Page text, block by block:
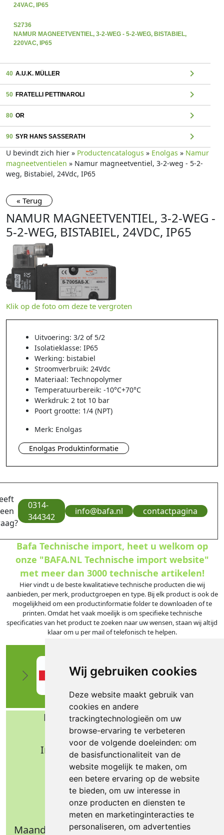
Wij gebruiken cookies
Deze website maakt gebruik van
cookies en andere
trackingtechnologieën om uw
browse-ervaring te verbeteren
voor de volgende doeleinden: om
de basisfunctionaliteit van de
website mogelijk te maken, om
een betere ervaring op de website
te bieden, om uw interesse in
onze producten en diensten te
meten en marketinginteracties te
personaliseren, om advertenties
24VAC, IP65
S2736
NAMUR MAGNEETVENTIEL, 3-2-WEG - 5-2-WEG, BISTABIEL,
220VAC, IP65
40 A.U.K. MÜLLER chevron_right
50 FRATELLI PETTINAROLI chevron_right
80 OR chevron_right
90 SYR HANS SASSERATH chevron_right
U bevindt zich hier » Productencatalogus » Enolgas » Namur
magneetventielen » Namur magneetventiel, 3-2-weg - 5-2-
weg, Bistabiel, 24Vdc, IP65
« Terug
NAMUR MAGNEETVENTIEL, 3-2-WEG -
5-2-WEG, BISTABIEL, 24VDC, IP65
Klik op de foto om deze te vergroten
Uitvoering: 3/2 of 5/2
Isolatieklasse: IP65
Werking: bistabiel
Stroomverbruik: 24Vdc
Materiaal: Technopolymer
Temperatuurbereik: -10°C+70°C
Werkdruk: 2 tot 10 bar
Poort grootte: 1/4 (NPT)
Merk: Enolgas
Enolgas Produktinformatie
0314-
344342
info@bafa.nl contactpagina
Bafa Technische import, heet u welkom op
onze "BAFA.NL Technische import website"
met meer dan 3000 technische artikelen!
Hier vindt u de beste kwalitatieve technische producten die wij
aanbieden, per merk, productgroepen en type. Bij elk product is ook de
mogelijkheid om een productinformatie folder te downloaden of te
printen. Omdat het vaak moeilijk is om specifieke technische
specificaties van het product te zoeken naar uw wensen, staan wij altijd
klaar om u per mail of telefonisch te helpen.
Bafa b.v. Technische import
Nijverheidsweg 11
Industrieterrein Verheulsweide
7005 AS Doetinchem
Tel.: +31 (0)314 344 342
Email: info@bafa.nl
Openingstijden
Maandag t/m donderdag: 09.00 - 16.30 uur